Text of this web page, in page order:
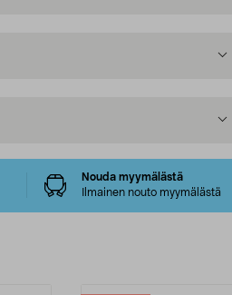
Nouda myymälästä
Ilmainen nouto myymälästä